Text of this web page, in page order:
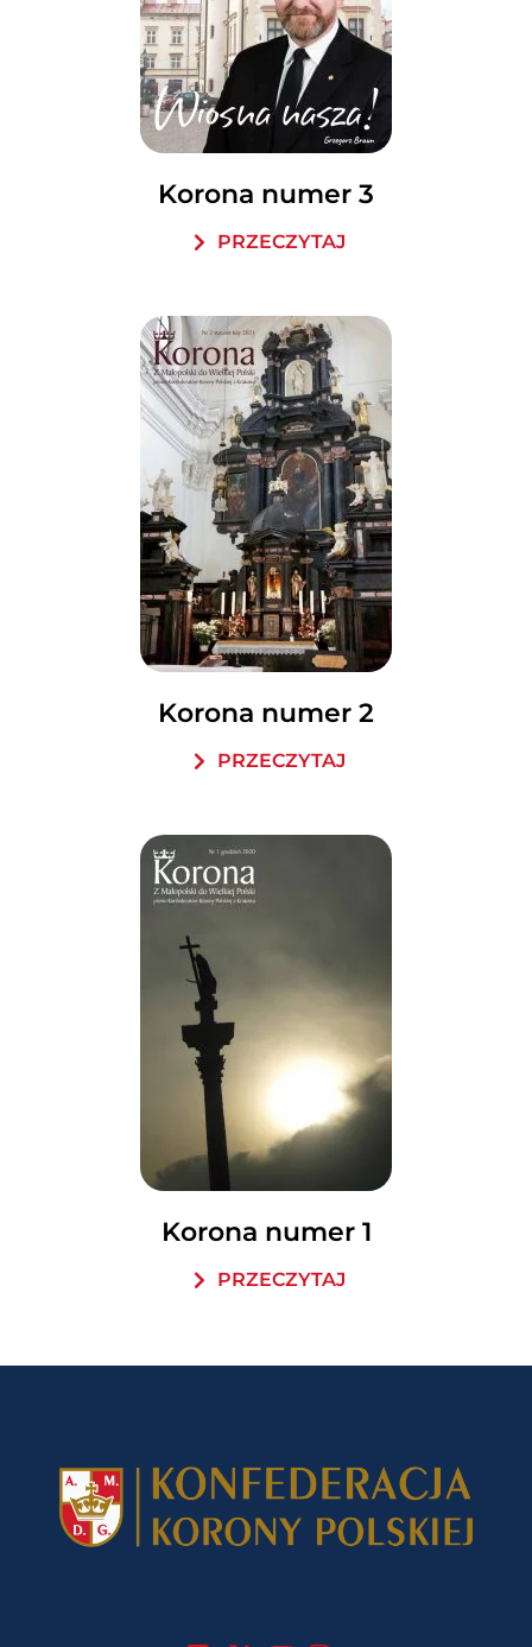
Korona numer 3
PRZECZYTAJ
Korona numer 2
PRZECZYTAJ
Korona numer 1
PRZECZYTAJ